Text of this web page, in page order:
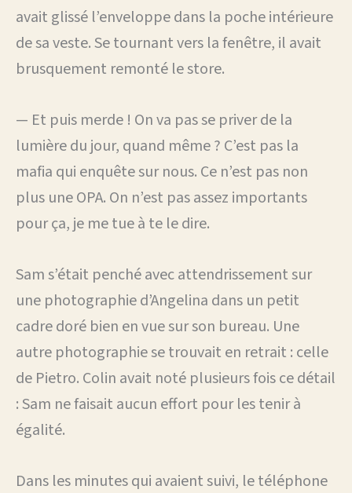
avait glissé l’enveloppe dans la poche intérieure
de sa veste. Se tournant vers la fenêtre, il avait
brusquement remonté le store.
— Et puis merde ! On va pas se priver de la
lumière du jour, quand même ? C’est pas la
mafia qui enquête sur nous. Ce n’est pas non
plus une OPA. On n’est pas assez importants
pour ça, je me tue à te le dire.
Sam s’était penché avec attendrissement sur
une photographie d’Angelina dans un petit
cadre doré bien en vue sur son bureau. Une
autre photographie se trouvait en retrait : celle
de Pietro. Colin avait noté plusieurs fois ce détail
: Sam ne faisait aucun effort pour les tenir à
égalité.
Dans les minutes qui avaient suivi, le téléphone